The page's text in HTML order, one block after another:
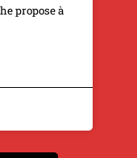
propose à